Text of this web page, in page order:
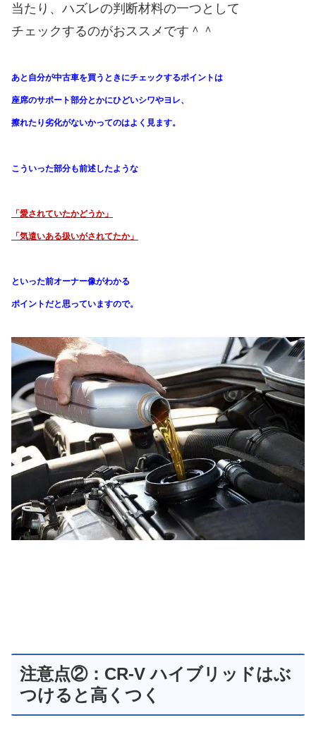
当たり、ハズレの判断材料の一つとして
チェックするのがおススメです＾＾
あと自分が中古車を買うときにチェックするポイントは
座席のサポート部分とかにひどいシワやヨレ、
擦れたり劣化がないかってのはよく見ます。
こういった部分も前述したような
「愛されていたかどうか」
「気遣いある扱いがされてたか」
といった前オーナー像がわかる
ポイントだと思っていますので。
注意点②：CR-V ハイブリッドはぶ
つけると高くつく